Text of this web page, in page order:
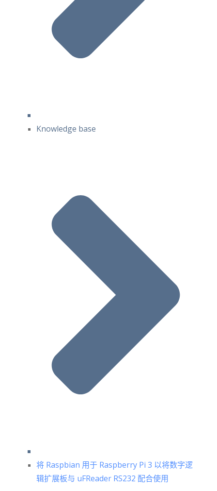
Knowledge base
将 Raspbian 用于 Raspberry Pi 3 以将数字逻
辑扩展板与 uFReader RS232 配合使用